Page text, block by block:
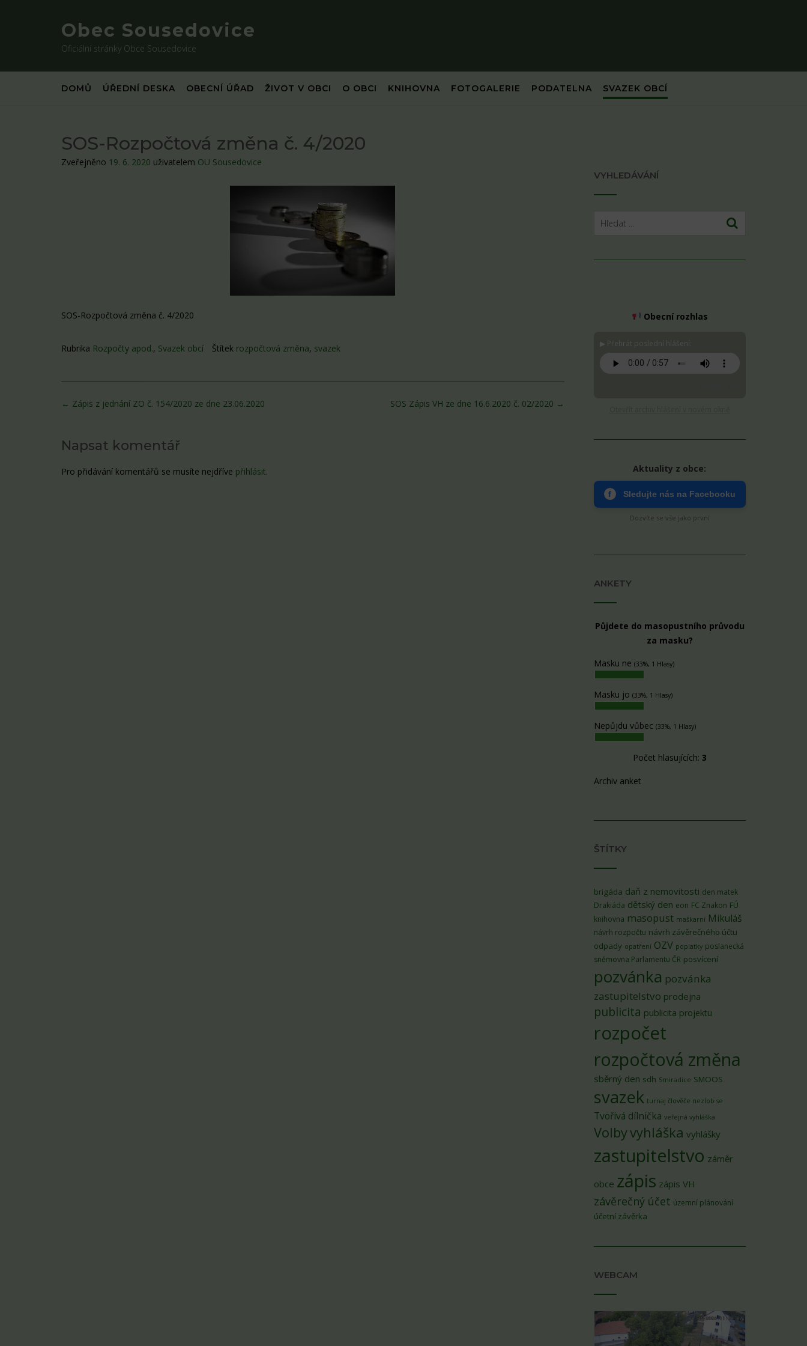
Obec Sousedovice
Oficiální stránky Obce Sousedovice
DOMŮ ÚŘEDNÍ DESKA OBECNÍ ÚŘAD ŽIVOT V OBCI O OBCI KNIHOVNA FOTOGALERIE PODATELNA SVAZEK OBCÍ
SOS-Rozpočtová změna č. 4/2020
Zveřejněno 19. 6. 2020 uživatelem OU Sousedovice
SOS-Rozpočtová změna č. 4/2020
Rubrika Rozpočty apod., Svazek obcí Štítek rozpočtová změna, svazek
Post
SOS Zápis VH ze dne 16.6.2020 č. 02/2020 →
← Zápis z jednání ZO č. 154/2020 ze dne 23.06.2020
Napsat komentář
Pro přidávání komentářů se musíte nejdříve přihlásit.
VYHLEDÁVÁNÍ
Obecní rozhlas
▶ Přehrát poslední hlášení:
Aktuality z obce:
f Sledujte nás na Facebooku
Dozvíte se vše jako první
ANKETY
Půjdete do masopustního průvodu
za masku?
Masku ne (33%, 1 Hlasy)
Masku jo (33%, 1 Hlasy)
Nepůjdu vůbec (33%, 1 Hlasy)
Počet hlasujících: 3
Archiv anket
ŠTÍTKY
brigáda daň z nemovitosti den matek
Drakiáda dětský den eon FC Znakon FÚ
knihovna masopust maškarní Mikuláš
návrh rozpočtu návrh závěrečného účtu
odpady opatření OZV poplatky poslanecká
sněmovna Parlamentu ČR posvícení
pozvánka pozvánka
zastupitelstvo prodejna
publicita publicita projektu
rozpočet
rozpočtová změna
sběrný den sdh Smiradice SMOOS
svazek turnaj člověče nezlob se
Tvořivá dílnička veřejná vyhláška
Volbyvyhláška vyhlášky
zastupitelstvo záměr
obce zápis zápis VH
závěrečný účet územní plánování
účetní závěrka
WEBCAM